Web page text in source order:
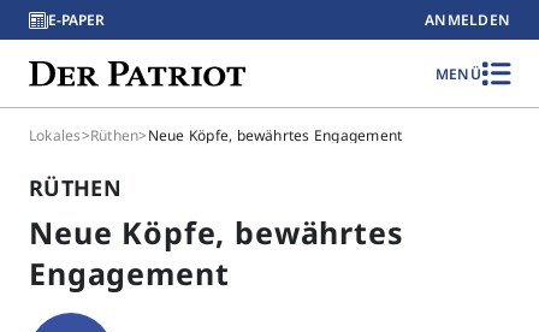
E-PAPER ANMELDEN
MENÜ
Lokales>Rüthen>Neue Köpfe, bewährtes Engagement
RÜTHEN
Neue Köpfe, bewährtes
Engagement